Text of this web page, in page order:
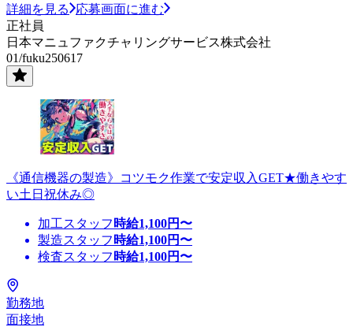
詳細を見る
応募画面に進む
正社員
日本マニュファクチャリングサービス株式会社
01/fuku250617
《通信機器の製造》コツモク作業で安定収入GET★働きやす
い土日祝休み◎
加工スタッフ 時給1,100円〜
製造スタッフ 時給1,100円〜
検査スタッフ 時給1,100円〜
勤務地
面接地